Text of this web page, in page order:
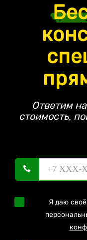
Ответим
стоимость,
Я даю